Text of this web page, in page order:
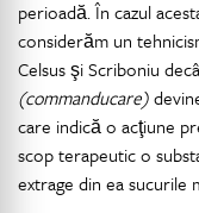
perioadă. În cazul
considerăm un
Celsus şi Scriboniu
(commanducare)
care indică o acţiune
scop terapeutic o
extrage din ea sucurile